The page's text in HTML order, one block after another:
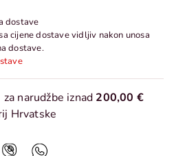
dostave
cijene dostave vidljiv nakon unosa
dostave.
za narudžbe iznad 200,00 €
Hrvatske